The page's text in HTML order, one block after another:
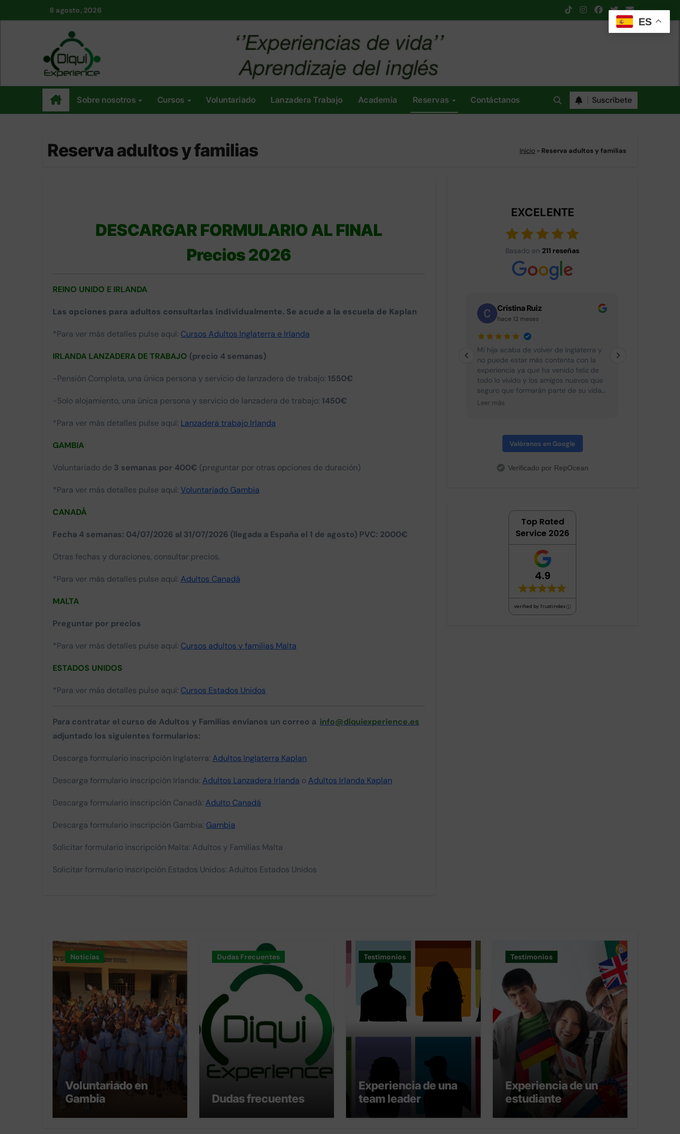
al
8 agosto, 2026
Sobre nosotros Cursos Voluntariado Lanzadera Trabajo Academia Reservas Contáctanos Suscríbete
Reserva adultos y familias Inicio » Reserva adultos y familias
DESCARGAR FORMULARIO AL FINAL
Precios 2026
REINO UNIDO E IRLANDA
Las opciones para adultos consultarlas individualmente. Se acude a la escuela de Kaplan
*Para ver más detalles pulse aquí: Cursos Adultos Inglaterra e Irlanda
IRLANDA LANZADERA DE TRABAJO (precio 4 semanas)
-Pensión Completa, una única persona y servicio de lanzadera de trabajo: 1550€
-Solo alojamiento, una única persona y servicio de lanzadera de trabajo: 1450€
*Para ver más detalles pulse aquí: Lanzadera trabajo Irlanda
GAMBIA
Voluntariado de 3 semanas por 400€ (preguntar por otras opciones de duración)
*Para ver más detalles pulse aquí: Voluntariado Gambia
CANADÁ
Fecha 4 semanas: 04/07/2026 al 31/07/2026 (llegada a España el 1 de agosto) PVC: 2000€
Otras fechas y duraciones, consultar precios.
*Para ver más detalles pulse aquí: Adultos Canadá
MALTA
Preguntar por precios
*Para ver más detalles pulse aquí: Cursos adultos y familias Malta
ESTADOS UNIDOS
*Para ver más detalles pulse aquí: Cursos Estados Unidos
Para contratar el curso de Adultos y Familias envíanos un correo a info@diquiexperience.es
adjuntado los siguientes formularios:
Descarga formulario inscripción Inglaterra: Adultos Inglaterra Kaplan
Descarga formulario inscripción Irlanda: Adultos Lanzadera Irlanda oAdultos Irlanda Kaplan
Descarga formulario inscripción Canadá: Adulto Canadá
Descarga formulario inscripción Gambia: Gambia
Solicitar formulario inscripción Malta: Adultos y Familias Malta
Solicitar formulario inscripción Estados Unidos: Adultos Estados Unidos
EXCELENTE
Basado en 211 reseñas
Soledad Soledad
profesionales, se desviven por hacer
Cristina Ruiz
hace 12 meses
Mi hija acaba de volver de Inglaterra y
no puede estar más contenta con la
experiencia ya que ha venido feliz de
todo lo vivido y los amigos nuevos que
seguro que formarán parte de su vida
muchos de ellos.Las clases de inglés
después de clase y después de cenar
ya que se cena a las seis asi que no
aburrimiento. Destacar la
los dias nos mandaban fotos a los
padres de lo que hacían y eso nos
daba mucha tranquilidad. Sin duda
recomiendo esta experiencia y espero
que el próximo año mi hija pueda
repetir quizá en Canada. Un abrazo
Leer más
Valóranos en Google
Verificado por RepOcean
Top Rated
Service 2026
4.9
verified by Trustindex
Noticias
Voluntariado en
Gambia
Dudas Frecuentes
Dudas frecuentes
Testimonios
Experiencia de una
team leader
Testimonios
Experiencia de un
estudiante
ES